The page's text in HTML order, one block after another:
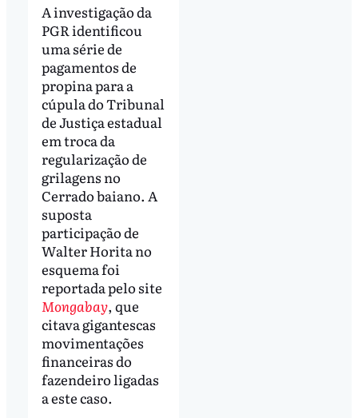
A investigação da
PGR identificou
uma série de
pagamentos de
propina para a
cúpula do Tribunal
de Justiça estadual
em troca da
regularização de
grilagens no
Cerrado baiano. A
suposta
participação de
Walter Horita no
esquema foi
reportada pelo site
Mongabay, que
citava gigantescas
movimentações
financeiras do
fazendeiro ligadas
a este caso.